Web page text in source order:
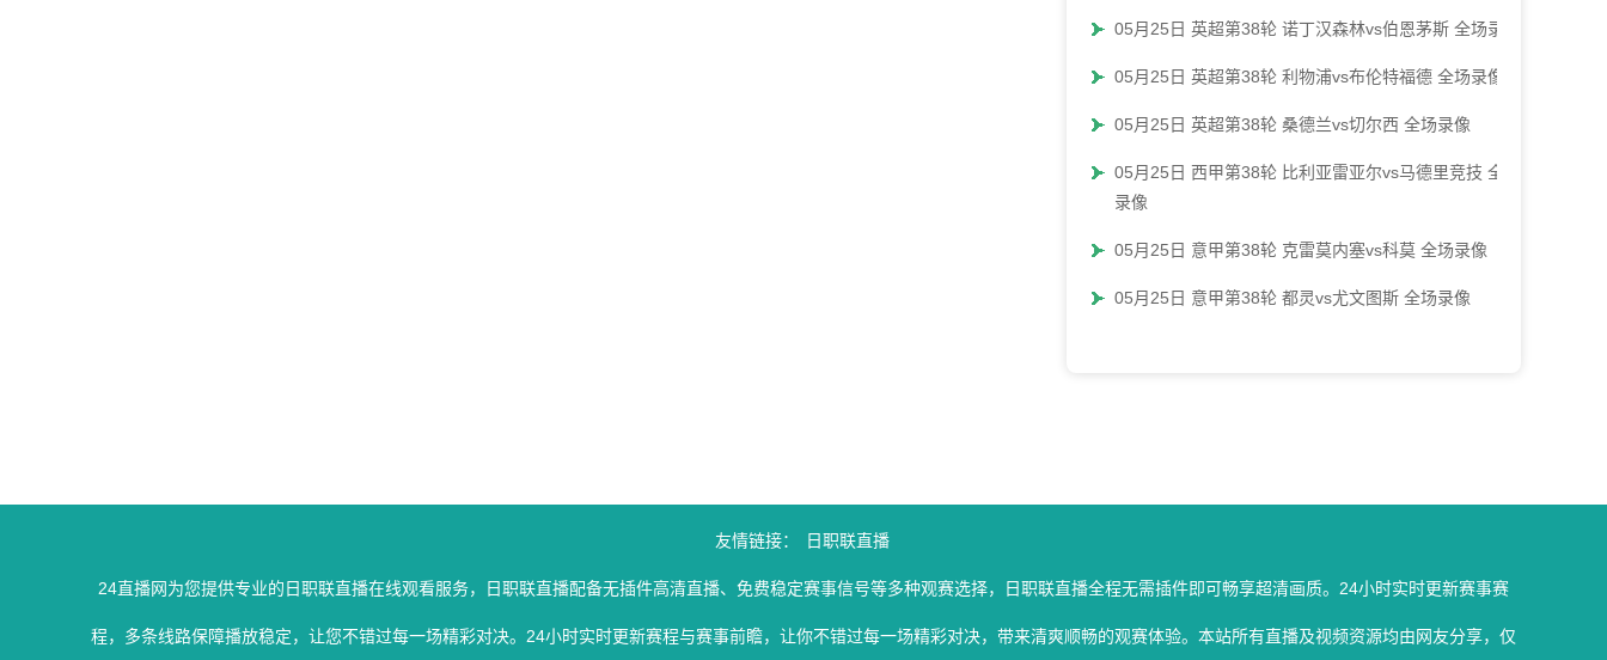
05月25日 英超第38轮 诺丁汉森林vs伯恩茅斯 全场录像
05月25日 英超第38轮 利物浦vs布伦特福德 全场录像
05月25日 英超第38轮 桑德兰vs切尔西 全场录像
05月25日 西甲第38轮 比利亚雷亚尔vs马德里竞技 全场
录像
05月25日 意甲第38轮 克雷莫内塞vs科莫 全场录像
05月25日 意甲第38轮 都灵vs尤文图斯 全场录像
友情链接： 日职联直播
24直播网为您提供专业的日职联直播在线观看服务，日职联直播配备无插件高清直播、免费稳定赛事信号等多种观赛选择，日职联直播全程无需插件即可畅享超清画质。24小时实时更新赛事赛
程，多条线路保障播放稳定，让您不错过每一场精彩对决。24小时实时更新赛程与赛事前瞻，让你不错过每一场精彩对决，带来清爽顺畅的观赛体验。本站所有直播及视频资源均由网友分享，仅